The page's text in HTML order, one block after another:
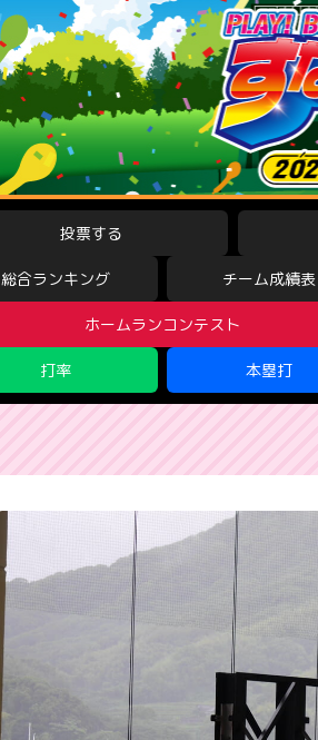
投票する
総合ランキング チーム成績表
ホームランコンテスト
打率 本塁打